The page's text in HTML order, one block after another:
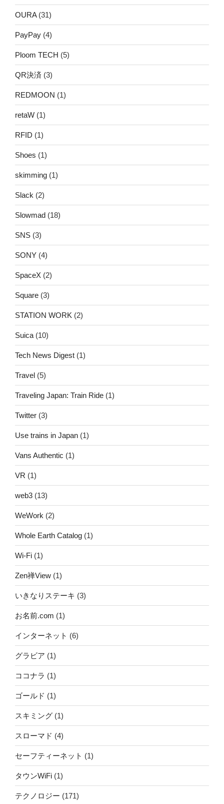
OURA(31)
PayPay (4)
Ploom TECH (5)
QR決済 (3)
REDMOON (1)
retaW (1)
RFID (1)
Shoes (1)
skimming (1)
Slack (2)
Slowmad (18)
SNS (3)
SONY (4)
SpaceX (2)
Square (3)
STATION WORK (2)
Suica (10)
Tech News Digest (1)
Travel (5)
Traveling Japan: Train Ride (1)
Twitter (3)
Use trains in Japan (1)
Vans Authentic (1)
VR (1)
web3 (13)
WeWork (2)
Whole Earth Catalog (1)
Wi-Fi (1)
Zen禅View (1)
いきなりステーキ (3)
お名前.com (1)
インターネット (6)
グラビア (1)
ココナラ (1)
ゴールド (1)
スキミング (1)
スローマド (4)
セーフティーネット (1)
タウンWiFi (1)
テクノロジー (171)